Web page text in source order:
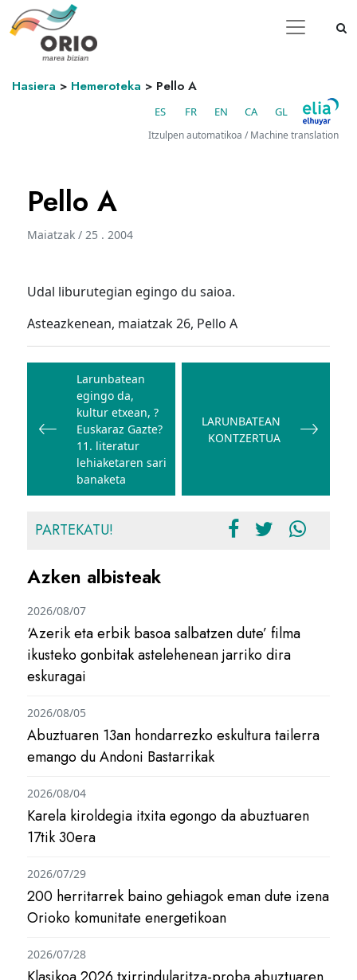
Hasiera > Hemeroteka > Pello A
ES FR EN CA GL
Itzulpen automatikoa / Machine translation
Pello A
Maiatzak / 25 . 2004
Udal liburutegian egingo du saioa.
Asteazkenean, maiatzak 26, Pello A
Bidalketetan
zehar
nabigatu
Larunbatean
egingo da,
kultur etxean, ?
Euskaraz Gazte?
11. literatur
lehiaketaren sari
banaketa
LARUNBATEAN
KONTZERTUA
PARTEKATU!
Azken albisteak
‘Azerik eta erbik basoa salbatzen dute’ filma
ikusteko gonbitak astelehenean jarriko dira
eskuragai
2026/08/07
Abuztuaren 13an hondarrezko eskultura tailerra
emango du Andoni Bastarrikak
2026/08/05
Karela kiroldegia itxita egongo da abuztuaren
17tik 30era
2026/08/04
200 herritarrek baino gehiagok eman dute izena
Orioko komunitate energetikoan
2026/07/29
2026/07/28